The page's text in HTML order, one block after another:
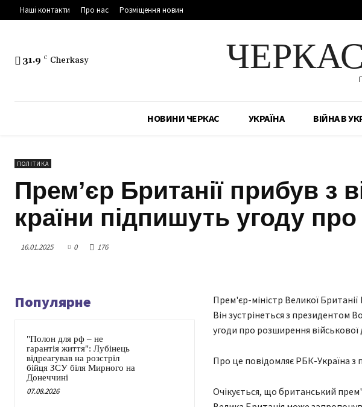
Наші контакти Про нас Розміщення новин
31.9 C Cherkasy
НОВИНИ ЧЕРКАС УКРАЇНА ВІЙНА В
ПОЛІТИКА
Прем’єр Британії прибув з
країни підпишуть угоду
16.01.2025 0 176
Популярне
"Полон для рф – не
гарантія життя": Лубінець
відреагував на розстріл
бійця ЗСУ біля Мирного на
Донеччині
07.08.2026
Прем'єр-міністр Великої
Він зустрінеться з президентом
угоди про розширення військової
Про це повідомляє РБК-Україна з
Очікується, що британський